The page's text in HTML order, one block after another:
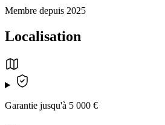
Membre depuis 2025
Localisation
Garantie jusqu'à 5 000 €